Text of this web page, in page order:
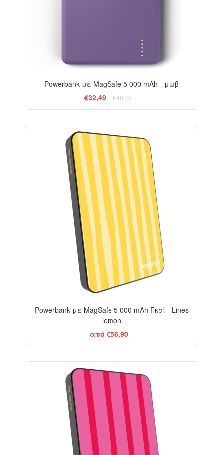
Powerbank με MagSafe 5 000 mAh - μωβ
€32,49
€40,49
Powerbank με MagSafe 5 000 mAh Γκρί - Lines
lemon
από €56,90